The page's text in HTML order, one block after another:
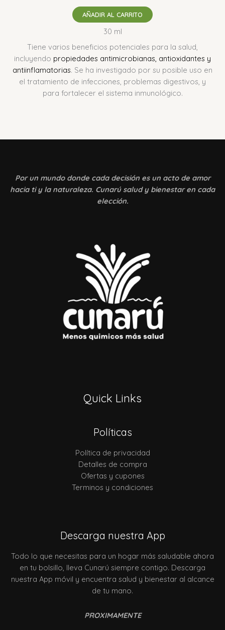
AÑADIR AL CARRITO
30 ml
Tiene varios beneficios potenciales para la salud,
incluyendo propiedades antimicrobianas, antioxidantes y
antiinflamatorias. Se ha investigado por su posible uso en
el tratamiento de infecciones, problemas digestivos, y
para fortalecer el sistema inmunológico.
Por un mundo donde cada decisión es un acto de amor
hacia ti y la naturaleza. Cunarú salud y bienestar en cada
elección.
Quick Links
Políticas
Política de privacidad
Detalles de compra
Ofertas y cupones
Terminos y condiciones
Descarga nuestra App
Todo lo que necesitas para un hogar más saludable ahora
en tu bolsillo, lleva Cunarú siempre contigo. Descarga
nuestra App móvil y encuentra salud y bienestar al alcance
de tu mano.
PROXIMAMENTE